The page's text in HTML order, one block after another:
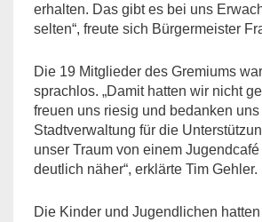
erhalten. Das gibt es bei uns
selten“, freute sich Bürgermeister
Die 19 Mitglieder des Gremiums
sprachlos. „Damit hatten wir nicht
freuen uns riesig und bedanken
Stadtverwaltung für die
unser Traum von einem
deutlich näher“, erklärte Tim Gehler.
Die Kinder und Jugendlichen